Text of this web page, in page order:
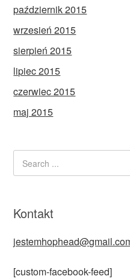
październik 2015
wrzesień 2015
sierpień 2015
lipiec 2015
czerwiec 2015
maj 2015
Kontakt
[custom-facebook-feed]